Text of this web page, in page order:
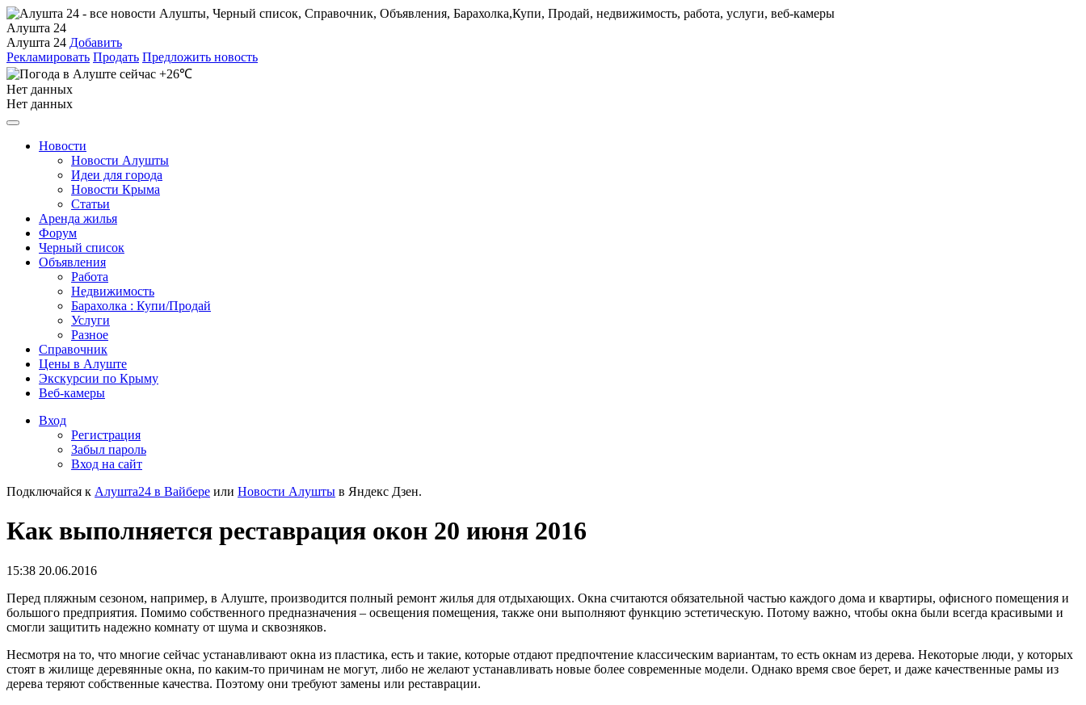
Алушта 24
Алушта 24 Добавить
Рекламировать Продать Предложить новость
+26℃
Нет данных
Нет данных
Новости
Новости Алушты
Идеи для города
Новости Крыма
Статьи
Аренда жилья
Форум
Черный список
Объявления
Работа
Недвижимость
Барахолка : Купи/Продай
Услуги
Разное
Справочник
Цены в Алуште
Экскурсии по Крыму
Веб-камеры
Вход
Регистрация
Забыл пароль
Вход на сайт
Подключайся к Алушта24 в Вайбере или Новости Алушты в Яндекс Дзен.
Как выполняется реставрация окон 20 июня 2016
15:38 20.06.2016
Перед пляжным сезоном, например, в Алуште, производится полный ремонт жилья для отдыхающих. Окна считаются обязательной частью каждого дома и квартиры, офисного помещения и
большого предприятия. Помимо собственного предназначения – освещения помещения, также они выполняют функцию эстетическую. Потому важно, чтобы окна были всегда красивыми и
смогли защитить надежно комнату от шума и сквозняков.
Несмотря на то, что многие сейчас устанавливают окна из пластика, есть и такие, которые отдают предпочтение классическим вариантам, то есть окнам из дерева. Некоторые люди, у которых
стоят в жилище деревянные окна, по каким-то причинам не могут, либо не желают устанавливать новые более современные модели. Однако время свое берет, и даже качественные рамы из
дерева теряют собственные качества. Поэтому они требуют замены или реставрации.